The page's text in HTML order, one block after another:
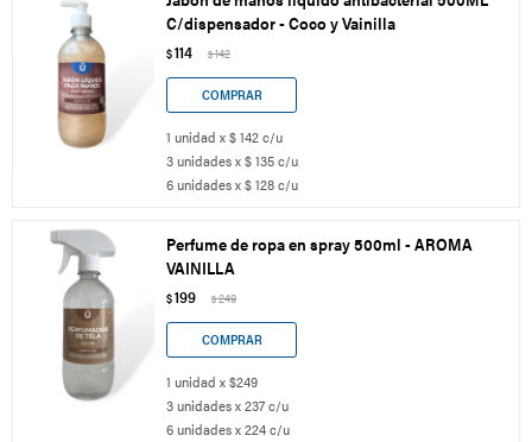
C/dispensador - Coco y Vainilla
$114 $142
1 unidad x $ 142 c/u
3 unidades x $ 135 c/u
6 unidades x $ 128 c/u
Perfume de ropa en spray 500ml - AROMA
VAINILLA
$199 $249
1 unidad x $249
3 unidades x 237 c/u
6 unidades x 224 c/u